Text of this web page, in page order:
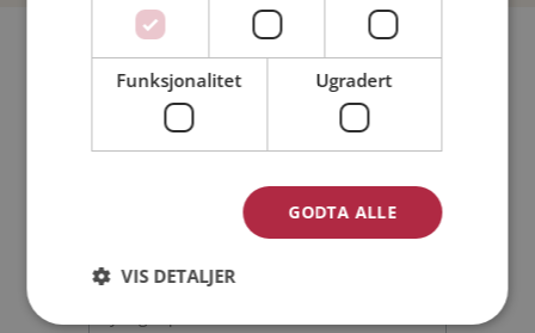
Bli medlem gratis!
Kvinne
Funksjonalitet Ugradert
GODTA ALLE
VIS DETALJER